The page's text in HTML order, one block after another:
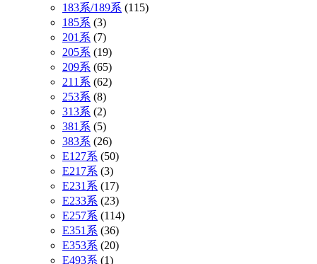
183系/189系 (115)
185系 (3)
201系 (7)
205系 (19)
209系 (65)
211系 (62)
253系 (8)
313系 (2)
381系 (5)
383系 (26)
E127系 (50)
E217系 (3)
E231系 (17)
E233系 (23)
E257系 (114)
E351系 (36)
E353系 (20)
E493系 (1)